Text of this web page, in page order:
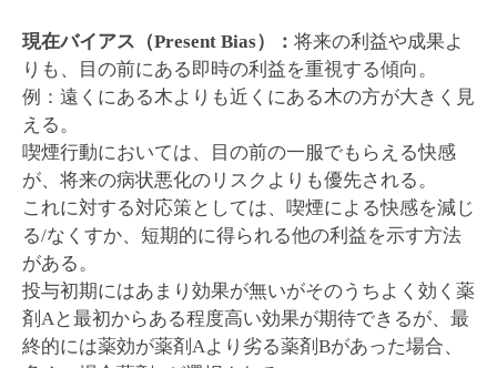
現在バイアス（Present Bias）： 将来の利益や成果よ
りも、目の前にある即時の利益を重視する傾向。
例：遠くにある木よりも近くにある木の方が大きく見
える。
喫煙行動においては、目の前の一服でもらえる快感
が、将来の病状悪化のリスクよりも優先される。
これに対する対応策としては、喫煙による快感を減じ
る/なくすか、短期的に得られる他の利益を示す方法
がある。
投与初期にはあまり効果が無いがそのうちよく効く薬
剤Aと最初からある程度高い効果が期待できるが、最
終的には薬効が薬剤Aより劣る薬剤Bがあった場合、